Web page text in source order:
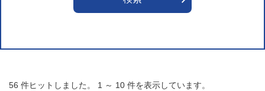
56 件ヒットしました。 1 ～ 10 件を表示しています。